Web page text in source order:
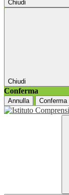
Chiudi
Chiudi
Conferma
Annulla Conferma